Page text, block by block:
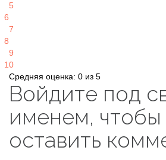
5
6
7
8
9
10
Средняя оценка: 0 из 5
Войдите под
именем, чтобы
оставить